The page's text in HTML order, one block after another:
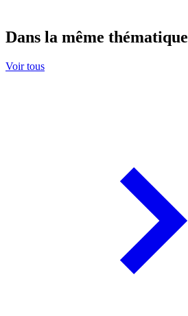
Dans la même thématique
Voir tous